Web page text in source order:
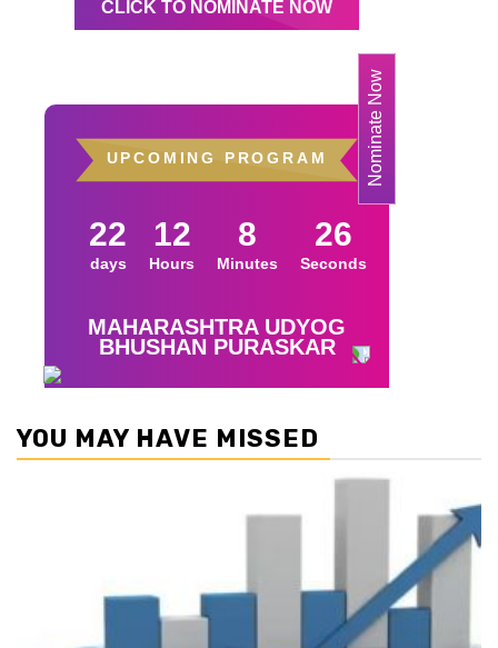
YOU MAY HAVE MISSED